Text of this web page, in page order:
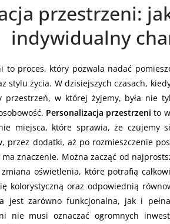
przestrzeni:
indywidualny
to proces, który pozwala nadać
stylu życia. W dzisiejszych czasach,
przestrzeń, w której żyjemy, była nie
Personalizacja przestrzeni to
miejsca, które sprawia, że czujemy
przez dodatki, aż po rozmieszczenie
znaczenie. Można zacząć od
oświetlenia, które potrafią
kolorystyczną oraz odpowiednią
jest zarówno funkcjonalna, jak i
nie musi oznaczać ogromnych